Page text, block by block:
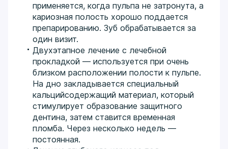
применяется, когда пульпа не затронута, а
кариозная полость хорошо поддается
препарированию. Зуб обрабатывается за
один визит.
Двухэтапное лечение с лечебной
прокладкой — используется при очень
близком расположении полости к пульпе.
На дно закладывается специальный
кальцийсодержащий материал, который
стимулирует образование защитного
дентина, затем ставится временная
пломба. Через несколько недель —
постоянная.